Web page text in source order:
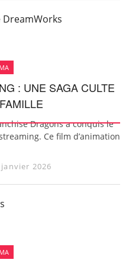
: UNE SAGA CULTE
Dragons a conquis le
Ce film d’animation
janvier 2026